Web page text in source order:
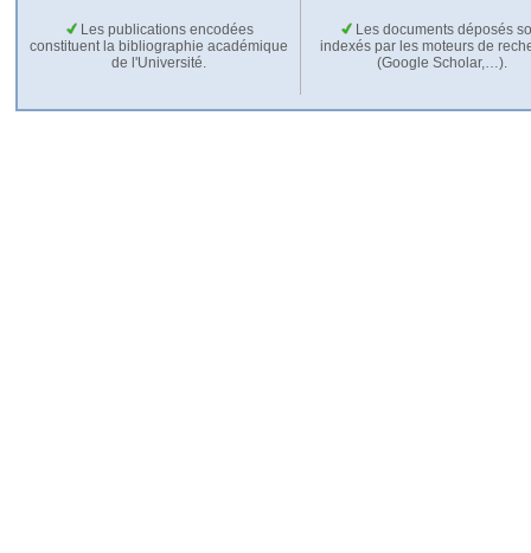
Les publications encodées
constituent la bibliographie académique
de l'Université.
Les documents déposés
indexés par les moteurs de
(Google Scholar,…).